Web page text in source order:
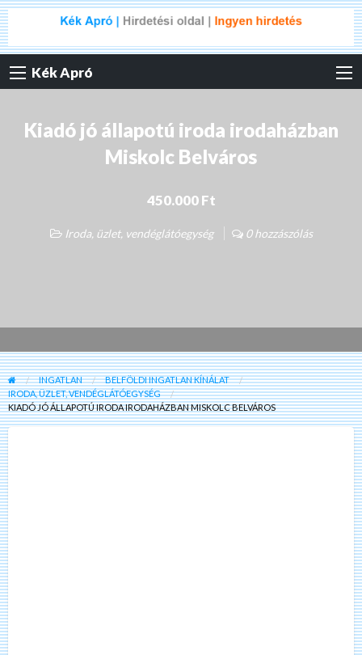
Kék Apró
Kiadó jó állapotú iroda irodaházban
Miskolc Belváros
450.000 Ft
Iroda, üzlet, vendéglátóegység 0 hozzászólás
INGATLAN
BELFÖLDI INGATLAN KÍNÁLAT
IRODA, ÜZLET, VENDÉGLÁTÓEGYSÉG
KIADÓ JÓ ÁLLAPOTÚ IRODA IRODAHÁZBAN MISKOLC BELVÁROS